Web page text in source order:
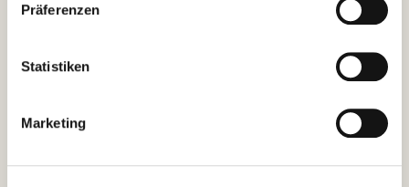
Präferenzen
Statistiken
Marketing
Selbstverständlich unternehmen wir entlang des
BeiMANGO Tours
gilt immer: Nur wer Lust hat, macht